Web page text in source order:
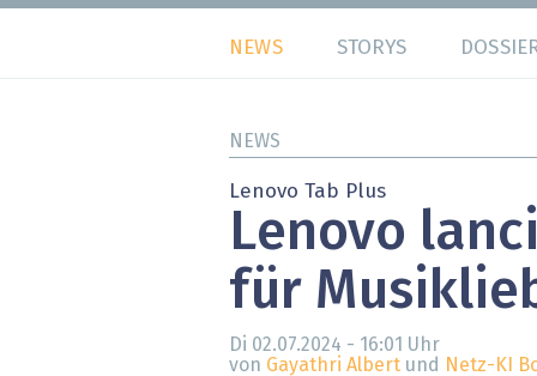
MAIN NAVIGATION
NEWS
Studien
Meinungen
Hands-on
STORYS
Best
SAP
NEWS
Lenovo Tab Plus
Lenovo
für
Di 02.07.2024 - 16:01 Uhr
von Gayathri Albert und Netz-KI